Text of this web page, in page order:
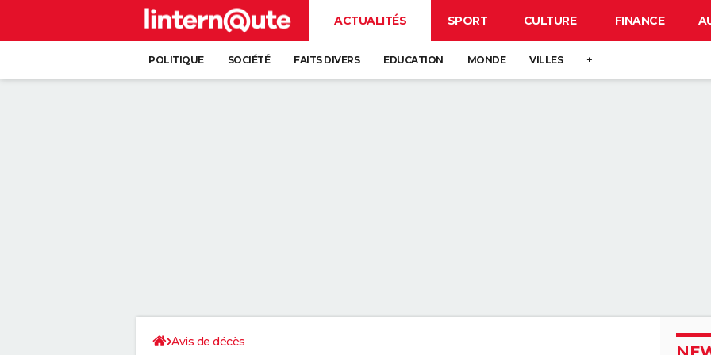
ACTUALITÉS SPORT CULTURE FINANCE
POLITIQUE SOCIÉTÉ FAITS DIVERS EDUCATION MONDE VILLES +
Avis de décès